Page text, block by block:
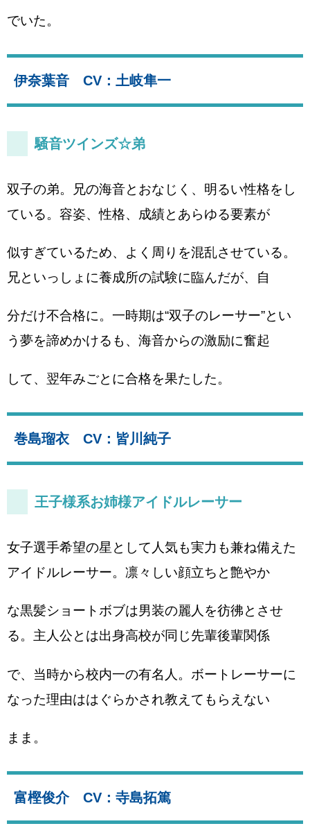
でいた。
伊奈葉音 CV：土岐隼一
騒音ツインズ☆弟
双子の弟。兄の海音とおなじく、明るい性格をし
ている。容姿、性格、成績とあらゆる要素が
似すぎているため、よく周りを混乱させている。
兄といっしょに養成所の試験に臨んだが、自
分だけ不合格に。一時期は“双子のレーサー”とい
う夢を諦めかけるも、海音からの激励に奮起
して、翌年みごとに合格を果たした。
巻島瑠衣 CV：皆川純子
王子様系お姉様アイドルレーサー
女子選手希望の星として人気も実力も兼ね備えた
アイドルレーサー。凛々しい顔立ちと艶やか
な黒髪ショートボブは男装の麗人を彷彿とさせ
る。主人公とは出身高校が同じ先輩後輩関係
で、当時から校内一の有名人。ボートレーサーに
なった理由ははぐらかされ教えてもらえない
まま。
富樫俊介 CV：寺島拓篤